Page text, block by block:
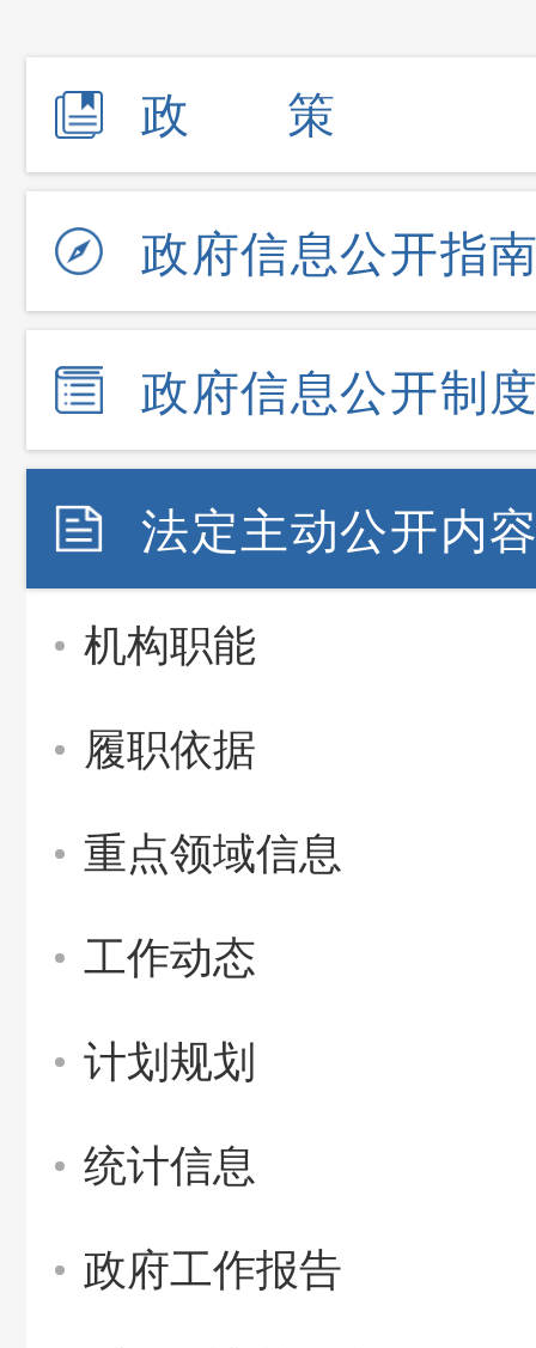
政策
政府信息公开指
政府信息公开制
法定主动公开内
机构职能
履职依据
重点领域信息
工作动态
计划规划
统计信息
政府工作报告